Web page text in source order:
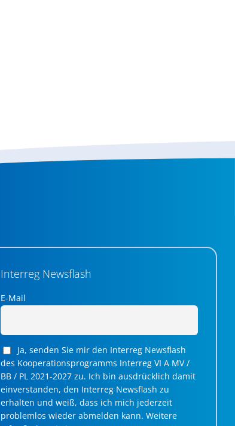
Interreg Newsflash
E-Mail
Ja, senden Sie mir den Interreg Newsflash
des Kooperationsprogramms Interreg VI A MV /
BB / PL 2021-2027 zu. Ich bin ausdrücklich damit
einverstanden, den Interreg Newsflash zu
erhalten und weiß, dass ich mich jederzeit
problemlos wieder abmelden kann. Weitere